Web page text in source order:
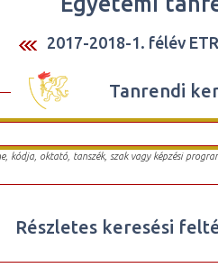
2017-2018-1. félév
Tanrendi
kódja, oktató, tanszék, szak vagy képzési
Részletes keresési